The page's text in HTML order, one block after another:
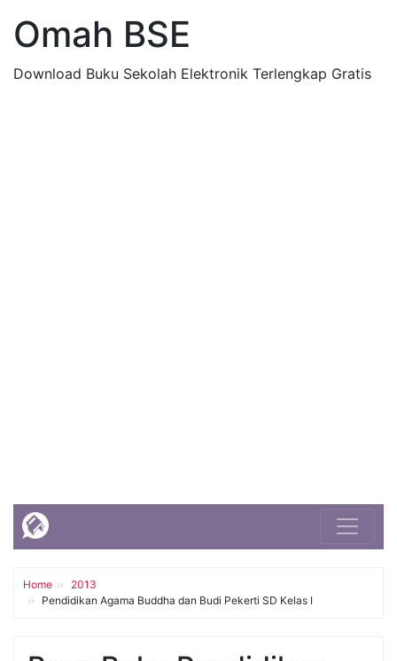
Omah BSE
Download Buku Sekolah Elektronik Terlengkap Gratis
Home
2013
Pendidikan Agama Buddha dan Budi Pekerti SD Kelas I